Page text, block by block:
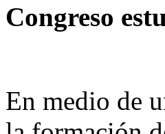
Congreso
En medio de